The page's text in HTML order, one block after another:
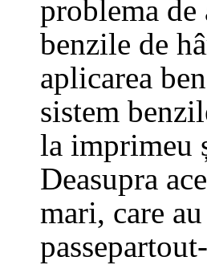
problema de
benzile de
aplicarea
sistem
la imprimeu
Deasupra
mari, care